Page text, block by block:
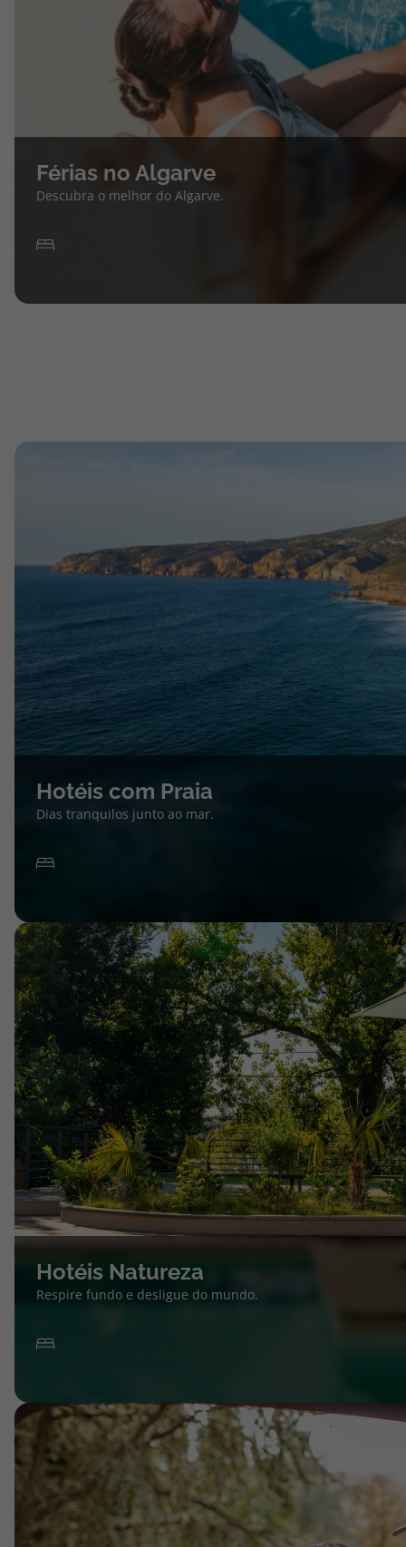
Férias no Algarve
Descubra o melhor do Algarve.
Hotéis com Praia
Dias tranquilos junto ao mar.
Hotéis Natureza
Respire fundo e desligue do mundo.